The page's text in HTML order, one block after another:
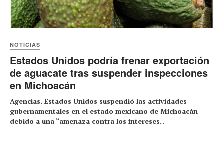
NOTICIAS
Estados Unidos podría frenar exportación
de aguacate tras suspender inspecciones
en Michoacán
Agencias. Estados Unidos suspendió las actividades
gubernamentales en el estado mexicano de Michoacán
debido a una “amenaza contra los intereses...